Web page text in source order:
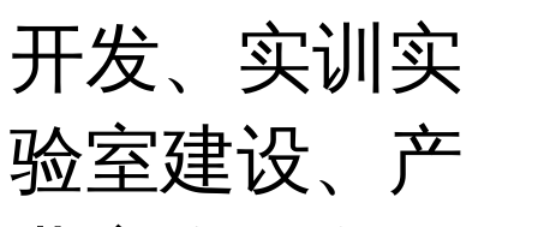
开发、实训实
验室建设、产